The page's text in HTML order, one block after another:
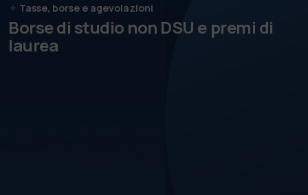
Tasse, borse e agevolazioni
Borse di studio non DSU e premi di
laurea